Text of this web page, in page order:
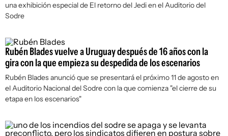
una exhibición especial de El retorno del Jedi en el Auditorio del
Sodre
Rubén Blades vuelve a Uruguay después de 16 años con la
gira con la que empieza su despedida de los escenarios
Rubén Blades anunció que se presentará el próximo 11 de agosto en
el Auditorio Nacional del Sodre con la que comienza "el cierre de su
etapa en los escenarios"